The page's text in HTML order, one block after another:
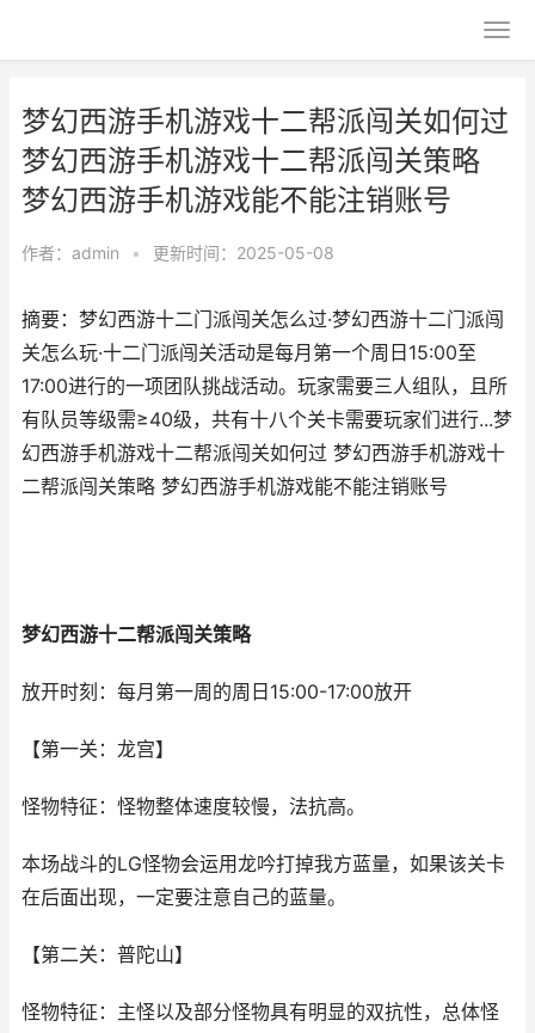
梦幻西游手机游戏十二帮派闯关如何过
梦幻西游手机游戏十二帮派闯关策略
梦幻西游手机游戏能不能注销账号
作者： admin • 更新时间：2025-05-08
摘要：梦幻西游十二门派闯关怎么过·梦幻西游十二门派闯
关怎么玩·十二门派闯关活动‌是每月第一个周日15:00至
17:00进行的一项团队挑战活动。玩家需要三人组队，且所
有队员等级需≥40级，共有十八个关卡需要玩家们进行...梦
幻西游手机游戏十二帮派闯关如何过 梦幻西游手机游戏十
二帮派闯关策略 梦幻西游手机游戏能不能注销账号
梦幻西游十二帮派闯关策略
放开时刻：每月第一周的周日15:00-17:00放开
【第一关：龙宫】
怪物特征：怪物整体速度较慢，法抗高。
本场战斗的LG怪物会运用龙吟打掉我方蓝量，如果该关卡
在后面出现，一定要注意自己的蓝量。
【第二关：普陀山】
怪物特征：主怪以及部分怪物具有明显的双抗性，总体怪